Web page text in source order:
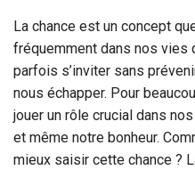
La chance est un concept
fréquemment dans nos vies
parfois s’inviter sans
nous échapper. Pour
jouer un rôle crucial dans
et même notre bonheur.
mieux saisir cette chance ?